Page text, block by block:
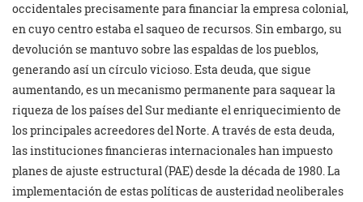
occidentales precisamente para financiar la empresa colonial,
en cuyo centro estaba el saqueo de recursos. Sin embargo, su
devolución se mantuvo sobre las espaldas de los pueblos,
generando así un círculo vicioso. Esta deuda, que sigue
aumentando, es un mecanismo permanente para saquear la
riqueza de los países del Sur mediante el enriquecimiento de
los principales acreedores del Norte. A través de esta deuda,
las instituciones financieras internacionales han impuesto
planes de ajuste estructural (PAE) desde la década de 1980. La
implementación de estas políticas de austeridad neoliberales